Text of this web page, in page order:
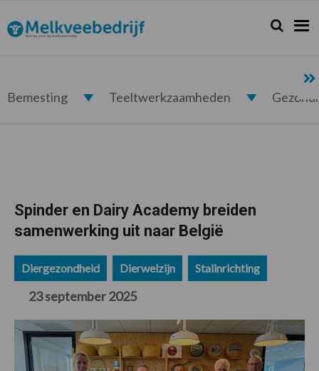
de
hoofdnavigatie
de
hoofd
de
eerste
de
voettekst
Melkveebedrijf.nl Zoeken...
Zoek
Bemesting Teeltwerkzaamheden
Spinder en Dairy Academy breiden
samenwerking uit naar België
Diergezondheid Dierwelzijn Stalinrichting
23 september 2025